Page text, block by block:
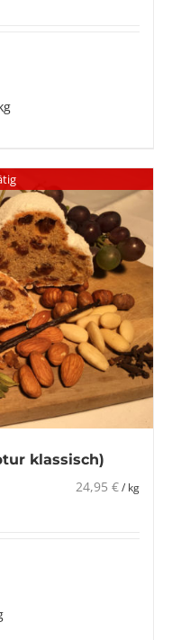
kg
klassisch)
24,95 €/ kg